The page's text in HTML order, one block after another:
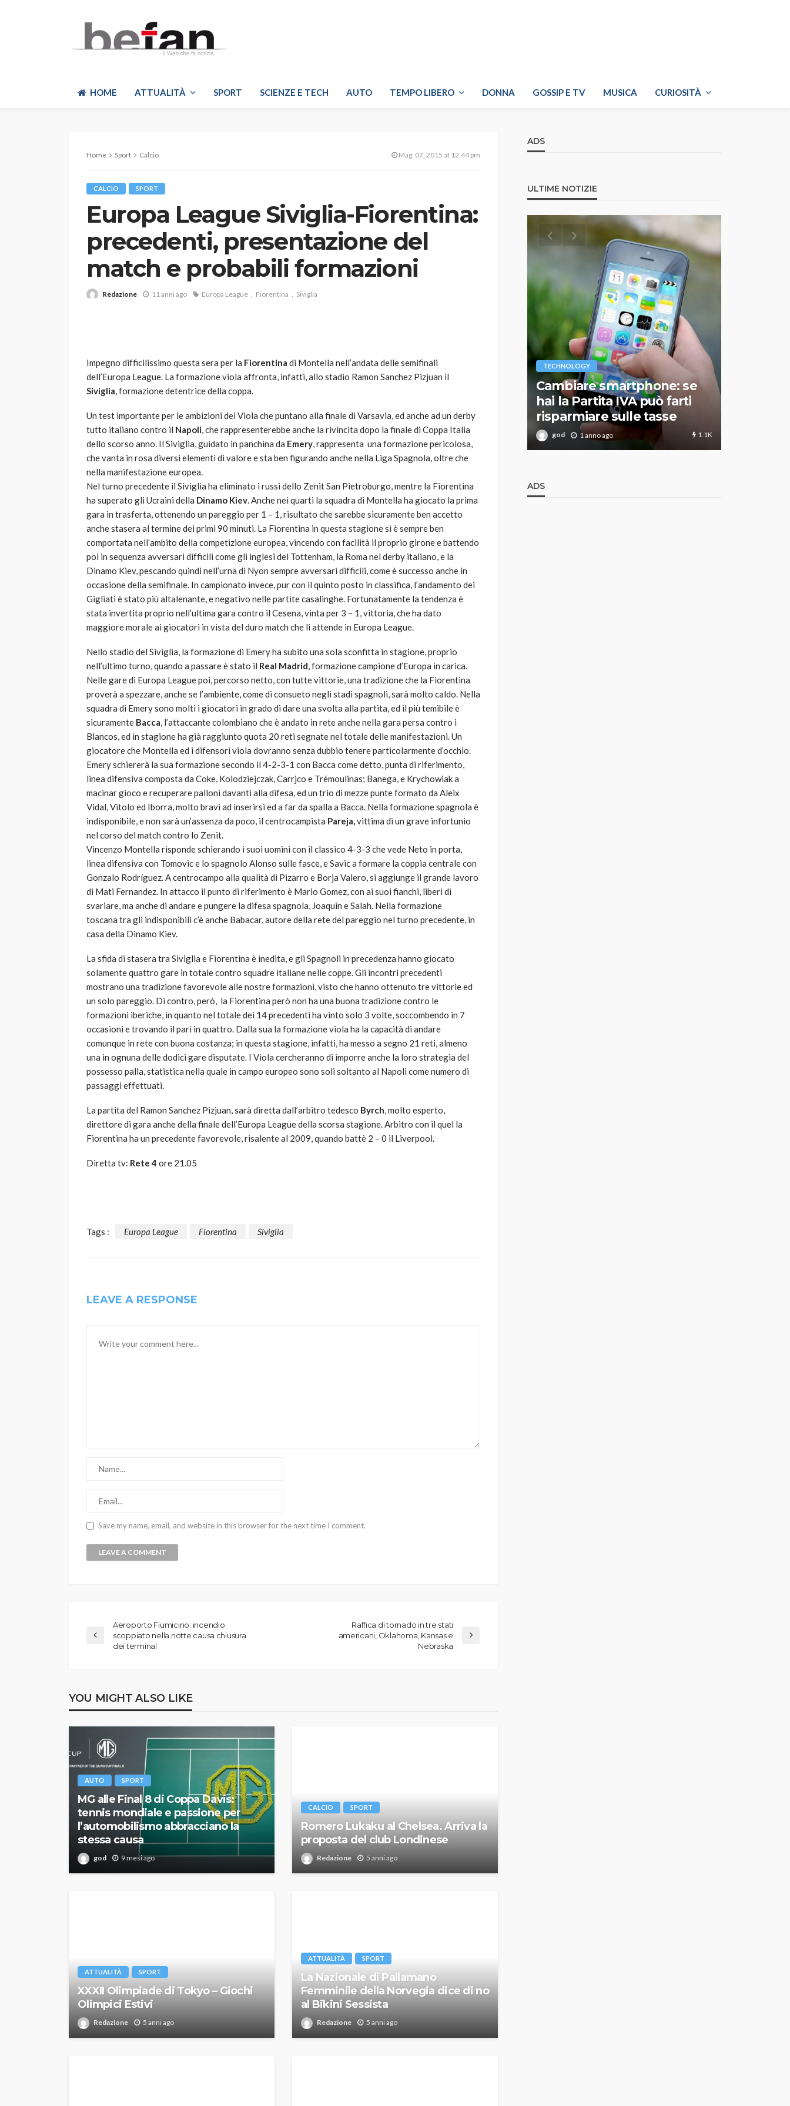
HOME ATTUALITÀ SPORT SCIENZE E TECH AUTO TEMPO LIBERO DONNA GOSSIP E TV MUSICA CURIOSITÀ
Home Sport Calcio Mag. 07, 2015 at 12:44 pm
CALCIO SPORT
Europa League Siviglia-Fiorentina:
precedenti, presentazione del
match e probabili formazioni
Redazione 11 anni ago Europa League Fiorentina Siviglia
Impegno difficilissimo questa sera per la Fiorentina di Montella nell’andata delle semifinali
dell’Europa League. La formazione viola affronta, infatti, allo stadio Ramon Sanchez Pizjuan il
Siviglia, formazione detentrice della coppa.
Un test importante per le ambizioni dei Viola che puntano alla finale di Varsavia, ed anche ad un derby
tutto italiano contro il Napoli, che rappresenterebbe anche la rivincita dopo la finale di Coppa Italia
dello scorso anno. Il Siviglia, guidato in panchina da Emery, rappresenta una formazione pericolosa,
che vanta in rosa diversi elementi di valore e sta ben figurando anche nella Liga Spagnola, oltre che
nella manifestazione europea.
Nel turno precedente il Siviglia ha eliminato i russi dello Zenit San Pietroburgo, mentre la Fiorentina
ha superato gli Ucraini della Dinamo Kiev. Anche nei quarti la squadra di Montella ha giocato la prima
gara in trasferta, ottenendo un pareggio per 1 – 1, risultato che sarebbe sicuramente ben accetto
anche stasera al termine dei primi 90 minuti. La Fiorentina in questa stagione si è sempre ben
comportata nell’ambito della competizione europea, vincendo con facilità il proprio girone e battendo
poi in sequenza avversari difficili come gli inglesi del Tottenham, la Roma nel derby italiano, e la
Dinamo Kiev, pescando quindi nell’urna di Nyon sempre avversari difficili, come è successo anche in
occasione della semifinale. In campionato invece, pur con il quinto posto in classifica, l’andamento dei
Gigliati è stato più altalenante, e negativo nelle partite casalinghe. Fortunatamente la tendenza è
stata invertita proprio nell’ultima gara contro il Cesena, vinta per 3 – 1, vittoria, che ha dato
maggiore morale ai giocatori in vista del duro match che li attende in Europa League.
Nello stadio del Siviglia, la formazione di Emery ha subito una sola sconfitta in stagione, proprio
nell’ultimo turno, quando a passare è stato il Real Madrid, formazione campione d’Europa in carica.
Nelle gare di Europa League poi, percorso netto, con tutte vittorie, una tradizione che la Fiorentina
proverà a spezzare, anche se l’ambiente, come di consueto negli stadi spagnoli, sarà molto caldo. Nella
squadra di Emery sono molti i giocatori in grado di dare una svolta alla partita, ed il più temibile è
sicuramente Bacca, l’attaccante colombiano che è andato in rete anche nella gara persa contro i
Blancos, ed in stagione ha già raggiunto quota 20 reti segnate nel totale delle manifestazioni. Un
giocatore che Montella ed i difensori viola dovranno senza dubbio tenere particolarmente d’occhio.
Emery schiererà la sua formazione secondo il 4-2-3-1 con Bacca come detto, punta di riferimento,
linea difensiva composta da Coke, Kolodziejczak, Carrjco e Trémoulinas; Banega, e Krychowiak a
macinar gioco e recuperare palloni davanti alla difesa, ed un trio di mezze punte formato da Aleix
Vidal, Vitolo ed Iborra, molto bravi ad inserirsi ed a far da spalla a Bacca. Nella formazione spagnola è
indisponibile, e non sarà un’assenza da poco, il centrocampista Pareja,vittima di un grave infortunio
nel corso del match contro lo Zenit.
Vincenzo Montella risponde schierando i suoi uomini con il classico 4-3-3 che vede Neto in porta,
linea difensiva con Tomovic e lo spagnolo Alonso sulle fasce, e Savic a formare la coppia centrale con
Gonzalo Rodríguez. A centrocampo alla qualità di Pizarro e Borja Valero, si aggiunge il grande lavoro
di Mati Fernandez. In attacco il punto di riferimento è Mario Gomez, con ai suoi fianchi, liberi di
svariare, ma anche di andare e pungere la difesa spagnola, Joaquin e Salah. Nella formazione
toscana tra gli indisponibili c’è anche Babacar, autore della rete del pareggio nel turno precedente, in
casa della Dinamo Kiev.
La sfida di stasera tra Siviglia e Fiorentina è inedita, e gli Spagnoli in precedenza hanno giocato
solamente quattro gare in totale contro squadre italiane nelle coppe. Gli incontri precedenti
mostrano una tradizione favorevole alle nostre formazioni, visto che hanno ottenuto tre vittorie ed
un solo pareggio. Di contro, però, la Fiorentina però non ha una buona tradizione contro le
formazioni iberiche, in quanto nel totale dei 14 precedenti ha vinto solo 3 volte, soccombendo in 7
occasioni e trovando il pari in quattro. Dalla sua la formazione viola ha la capacità di andare
comunque in rete con buona costanza; in questa stagione, infatti, ha messo a segno 21 reti, almeno
una in ognuna delle dodici gare disputate. I Viola cercheranno di imporre anche la loro strategia del
possesso palla, statistica nella quale in campo europeo sono soli soltanto al Napoli come numero di
passaggi effettuati.
La partita del Ramon Sanchez Pizjuan, sarà diretta dall’arbitro tedesco Byrch, molto esperto,
direttore di gara anche della finale dell’Europa League della scorsa stagione. Arbitro con il quel la
Fiorentina ha un precedente favorevole, risalente al 2009, quando battè 2 – 0 il Liverpool.
Diretta tv: Rete 4 ore 21.05
Tags : Europa League Fiorentina Siviglia
LEAVE A RESPONSE
Save my name, email, and website in this browser for the next time I comment.
Aeroporto Fiumicino: incendio
scoppiato nella notte causa chiusura
dei terminal
Raffica di tornado in tre stati
americani, Oklahoma, Kansas e
Nebraska
YOU MIGHT ALSO LIKE
AUTO SPORT
MG alle Final 8 di Coppa Davis:
tennis mondiale e passione per
l’automobilismo abbracciano la
stessa causa
god 9 mesi ago
CALCIO SPORT
Romero Lukaku al Chelsea. Arriva la
proposta del club Londinese
Redazione 5 anni ago
ATTUALITÀ SPORT
XXXII Olimpiade di Tokyo – Giochi
Olimpici Estivi
Redazione 5 anni ago
ATTUALITÀ SPORT
La Nazionale di Pallamano
Femminile della Norvegia dice di no
al Bikini Sessista
Redazione 5 anni ago
ADS
ULTIME NOTIZIE
VARIE
Robot tagliaerba: quale
scegliere per il tuo prato
god 1 anno ago 787
Davis: tennis mondiale e
abbracciano la stessa causa
god 9 mesi ago
TECHNOLOGY
Cambiare smartphone: se
hai la Partita IVA può farti
risparmiare sulle tasse
god 1 anno ago 1.1K
ADS